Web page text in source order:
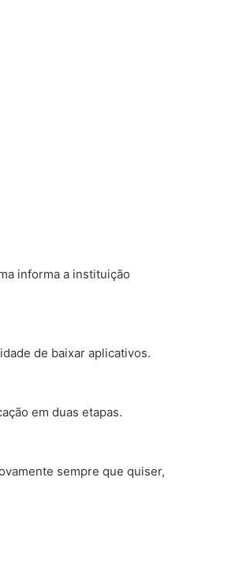
informa a instituição
de baixar aplicativos.
em duas etapas.
sempre que quiser,